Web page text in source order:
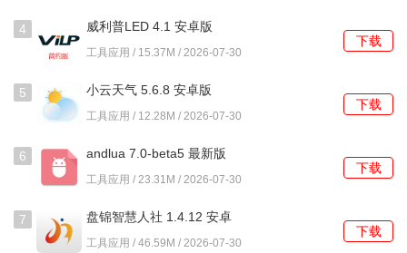
4、根据文件的命名规律，自动识别章节并生成目录，便于跳
使用教程
1、首次启动后，系统会请求存储权限，授予后即可扫描设备
中已有的漫画压缩包或图片文件夹。
2、在主界面选择一本漫画进入，默认是双页模式，在屏幕中
间区域左右滑动可以翻页。
4 威利普LED 4.1 安卓版
工具应用 / 15.37M / 2026-07-30
下载
5 小云天气 5.6.8 安卓版
工具应用 / 12.28M / 2026-07-30
下载
6 andlua 7.0-beta5 最新版
工具应用 / 23.31M / 2026-07-30
下载
7
盘锦智慧人社 1.4.12 安卓
版
工具应用 / 46.59M / 2026-07-30
下载